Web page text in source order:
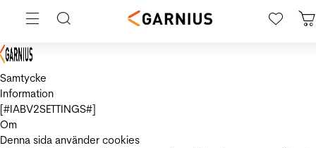
Samtycke
Information
[#IABV2SETTINGS#]
Om
Denna sida använder cookies